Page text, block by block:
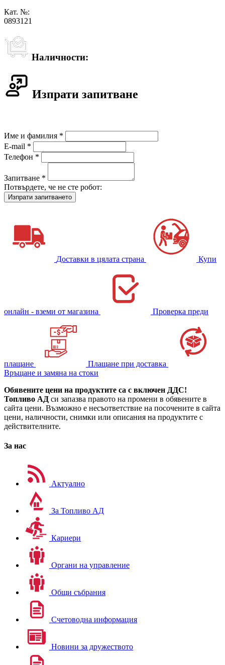
Кат. №:
0893121
Наличности:
Изпрати запитване
Име и фамилия *
E-mail *
Телефон *
Запитване *
Потвърдете, че не сте робот:
Доставки в цялата страна Купи
онлайн - вземи от магазина Проверка преди
плащане
Плащане при доставка
Връщане и замяна на стоки
Обявените цени на продуктите са с включен ДДС!
Топливо АД си запазва правото на промени в обявените в
сайта цени. Възможно е несъответствие на посочените в сайта
цени, наличности, снимки или описания на продуктите с
действителните.
За нас
Актуално
За Топливо АД
Кариери
Органи на управление
Общи събрания
Счетоводна информация
Новини за дружеството